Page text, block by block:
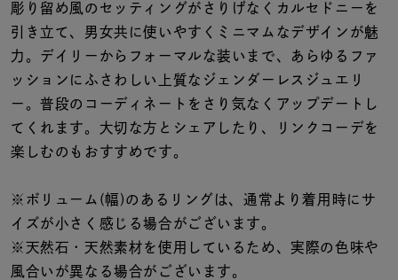
コレクション
レディース
リングサイズ
リングサイズ
価格 ¥0
彫り留め風のセッティングがさりげなくカルセドニーを
引き立て、男女共に使いやすくミニマムなデザインが魅
力。デイリーからフォーマルな装いまで、あらゆるファ
ッションにふさわしい上質なジェンダーレスジュエリ
ー。普段のコーディネートをさり気なくアップデートし
てくれます。大切な方とシェアしたり、リンクコーデを
楽しむのもおすすめです。
※ボリューム(幅)のあるリングは、通常より着用時にサ
イズが小さく感じる場合がございます。
※天然石・天然素材を使用しているため、実際の色味や
風合いが異なる場合がございます。